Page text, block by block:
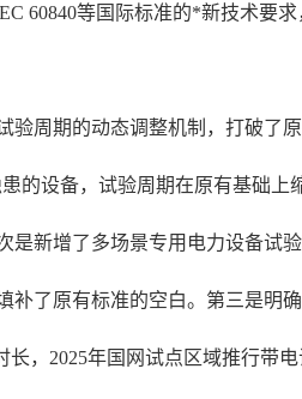
60840等国际标准的*新技术要
验周期的动态调整机制，打破
的设备，试验周期在原有基础
是新增了多场景专用电力设备
了原有标准的空白。第三是明
，2025年国网试点区域推行带